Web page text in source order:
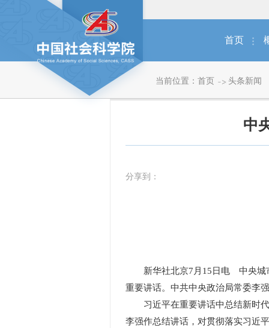
首页
当前位置： 首页 头条新闻
中
分享到：
新华社北京7月15日电 中央城市
重要讲话。中共中央政治局常委李
习近平在重要讲话中总结新时代
李强作总结讲话，对贯彻落实习近